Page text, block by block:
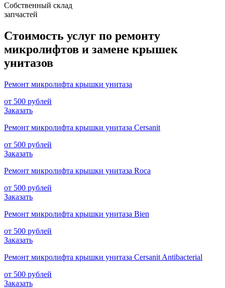
Собственный склад
запчастей
Стоимость услуг по ремонту
микролифтов и замене крышек
унитазов
Ремонт микролифта крышки унитаза
от 500 рублей
Заказать
Ремонт микролифта крышки унитаза Cersanit
от 500 рублей
Заказать
Ремонт микролифта крышки унитаза Roca
от 500 рублей
Заказать
Ремонт микролифта крышки унитаза Bien
от 500 рублей
Заказать
Ремонт микролифта крышки унитаза Cersanit Antibacterial
от 500 рублей
Заказать